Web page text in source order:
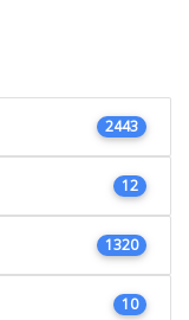
2443
12
1320
10